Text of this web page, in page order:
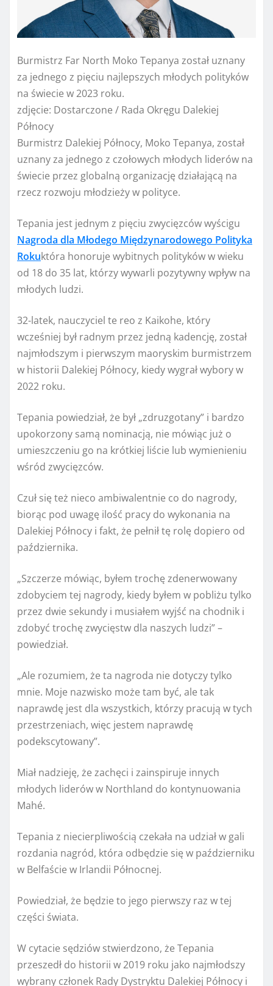
Burmistrz Far North Moko Tepanya został uznany
za jednego z pięciu najlepszych młodych polityków
na świecie w 2023 roku.
zdjęcie: Dostarczone / Rada Okręgu Dalekiej
Północy
Burmistrz Dalekiej Północy, Moko Tepanya, został
uznany za jednego z czołowych młodych liderów na
świecie przez globalną organizację działającą na
rzecz rozwoju młodzieży w polityce.
Tepania jest jednym z pięciu zwycięzców wyścigu
Nagroda dla Młodego Międzynarodowego Polityka
Rokuktóra honoruje wybitnych polityków w wieku
od 18 do 35 lat, którzy wywarli pozytywny wpływ na
młodych ludzi.
32-latek, nauczyciel te reo z Kaikohe, który
wcześniej był radnym przez jedną kadencję, został
najmłodszym i pierwszym maoryskim burmistrzem
w historii Dalekiej Północy, kiedy wygrał wybory w
2022 roku.
Tepania powiedział, że był „zdruzgotany” i bardzo
upokorzony samą nominacją, nie mówiąc już o
umieszczeniu go na krótkiej liście lub wymienieniu
wśród zwycięzców.
Czuł się też nieco ambiwalentnie co do nagrody,
biorąc pod uwagę ilość pracy do wykonania na
Dalekiej Północy i fakt, że pełnił tę rolę dopiero od
października.
„Szczerze mówiąc, byłem trochę zdenerwowany
zdobyciem tej nagrody, kiedy byłem w pobliżu tylko
przez dwie sekundy i musiałem wyjść na chodnik i
zdobyć trochę zwycięstw dla naszych ludzi” –
powiedział.
„Ale rozumiem, że ta nagroda nie dotyczy tylko
mnie. Moje nazwisko może tam być, ale tak
naprawdę jest dla wszystkich, którzy pracują w tych
przestrzeniach, więc jestem naprawdę
podekscytowany”.
Miał nadzieję, że zachęci i zainspiruje innych
młodych liderów w Northland do kontynuowania
Mahé.
Tepania z niecierpliwością czekała na udział w gali
rozdania nagród, która odbędzie się w październiku
w Belfaście w Irlandii Północnej.
Powiedział, że będzie to jego pierwszy raz w tej
części świata.
W cytacie sędziów stwierdzono, że Tepania
przeszedł do historii w 2019 roku jako najmłodszy
wybrany członek Rady Dystryktu Dalekiej Północy i